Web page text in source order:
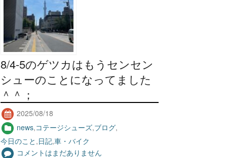
8/4-5のゲツカはもうセンセン
シューのことになってました
＾＾；
2025/08/18
news,コテージシューズ,ブログ,
今日のこと ,日記,車・バイク
コメントはまだありません